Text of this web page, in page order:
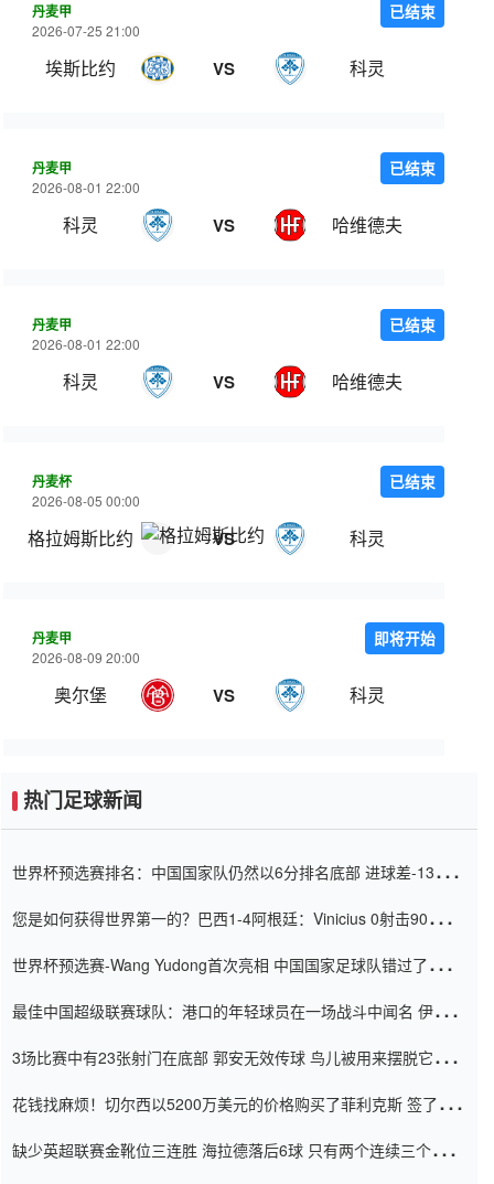
丹麦甲
2026-07-25 21:00
埃斯比约 VS 科灵
已结束
丹麦甲
2026-08-01 22:00
科灵 VS 哈维德夫
已结束
丹麦甲
2026-08-01 22:00
科灵 VS 哈维德夫
已结束
丹麦杯
2026-08-05 00:00
格拉姆斯比约 VS 科灵
已结束
丹麦甲
2026-08-09 20:00
奥尔堡 VS 科灵
即将开始
热门足球新闻
世界杯预选赛排名：中国国家队仍然以6分排名底部 进球差-13令人
您是如何获得世界第一的？巴西1-4阿根廷：Vinicius 0射击90分钟
世界杯预选赛-Wang Yudong首次亮相 中国国家足球队错过了世界
最佳中国超级联赛球队：港口的年轻球员在一场战斗中闻名 伊万放
3场比赛中有23张射门在底部 郭安无效传球 鸟儿被用来摆脱它
花钱找麻烦！切尔西以5200万美元的价格购买了菲利克斯 签了7年
缺少英超联赛金靴位三连胜 海拉德落后6球 只有两个连续三个连续